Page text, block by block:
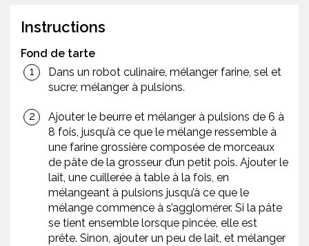
Instructions
Fond de tarte
Dans un robot culinaire, mélanger farine, sel et
sucre; mélanger à pulsions.
Ajouter le beurre et mélanger à pulsions de 6 à
8 fois, jusqu’à ce que le mélange ressemble à
une farine grossière composée de morceaux
de pâte de la grosseur d’un petit pois. Ajouter le
lait, une cuillerée à table à la fois, en
mélangeant à pulsions jusqu’à ce que le
mélange commence à s’agglomérer. Si la pâte
se tient ensemble lorsque pincée, elle est
prête. Sinon, ajouter un peu de lait, et mélanger